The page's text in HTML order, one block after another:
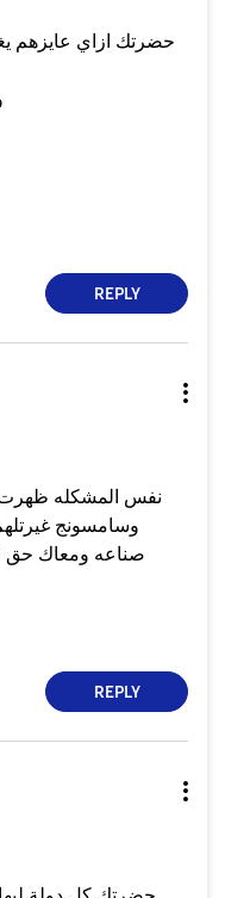
حضرتك ازاي عايزهم
REPLY
نفس المشكله ظهرت ف
وسامسونج
صناعه ومعاك حق
REPLY